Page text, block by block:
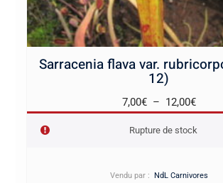
Sarracenia flava var.
12)
7,00€ – 12,00€Plage
à
Rupture de stock
Vendu par : NdL Carnivores